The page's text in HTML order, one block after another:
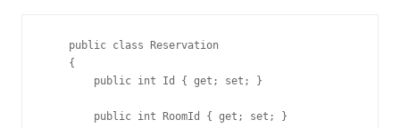
    public class Reservation
    {
        public int Id { get; set; }
        public int RoomId { get; set; }